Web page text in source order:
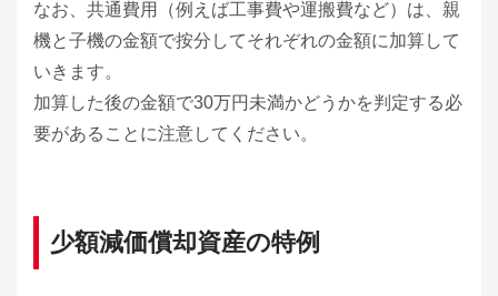
なお、共通費用（例えば工事費や運搬費など）は、親
機と子機の金額で按分してそれぞれの金額に加算して
いきます。
加算した後の金額で30万円未満かどうかを判定する必
要があることに注意してください。
少額減価償却資産の特例